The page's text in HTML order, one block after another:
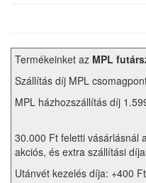
Termékeinket az MPL
Szállítás díj MPL
MPL házhozszállítás díj
30.000 Ft feletti vásárlásnál
akciós, és extra szállítási
Utánvét kezelés díja: +400 Ft